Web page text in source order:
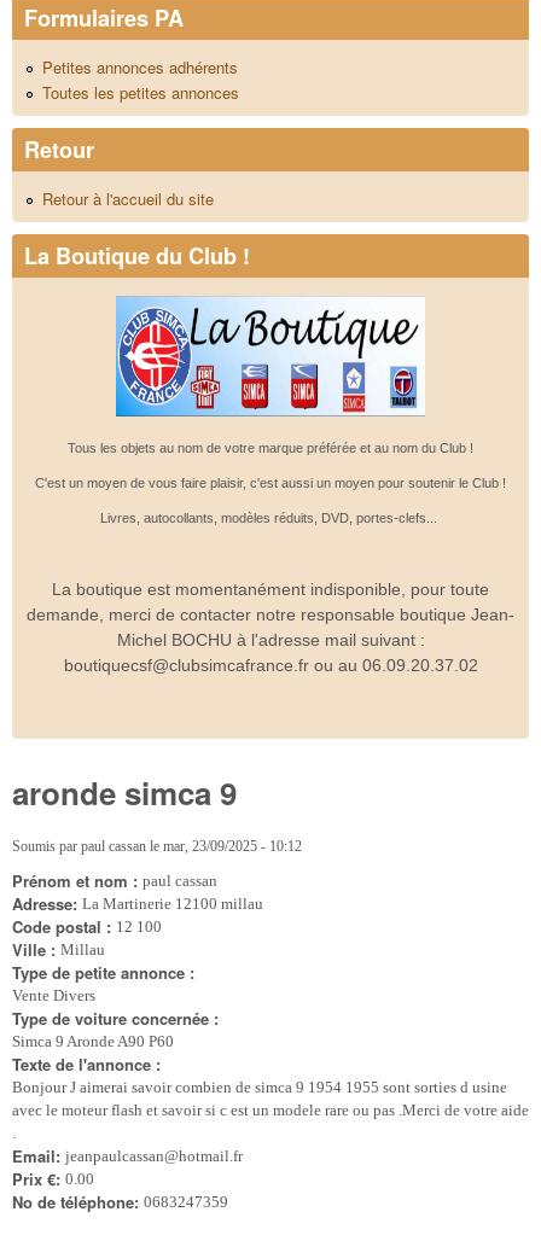
Formulaires PA
Petites annonces adhérents
Toutes les petites annonces
Retour
Retour à l'accueil du site
La Boutique du Club !
Tous les objets au nom de votre marque préférée et au nom du Club !
C'est un moyen de vous faire plaisir, c'est aussi un moyen pour soutenir le Club !
Livres, autocollants, modèles réduits, DVD, portes-clefs...
La boutique est momentanément indisponible, pour toute
demande, merci de contacter notre responsable boutique Jean-
Michel BOCHU à l'adresse mail suivant :
boutiquecsf@clubsimcafrance.fr ou au 06.09.20.37.02
aronde simca 9
Soumis par paul cassan le mar, 23/09/2025 - 10:12
Prénom et nom : paul cassan
Adresse: La Martinerie 12100 millau
Code postal : 12 100
Ville : Millau
Type de petite annonce :
Vente Divers
Type de voiture concernée :
Simca 9 Aronde A90 P60
Texte de l'annonce :
Bonjour J aimerai savoir combien de simca 9 1954 1955 sont sorties d usine
avec le moteur flash et savoir si c est un modele rare ou pas .Merci de votre aide
Email: jeanpaulcassan@hotmail.fr
Prix €: 0.00
No de téléphone: 0683247359